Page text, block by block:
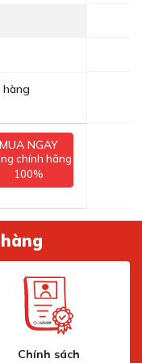
hàng
MUA NGAY
chính hãng
100%
Chính sách